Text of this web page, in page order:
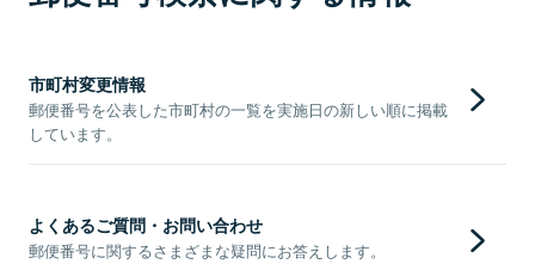
市町村変更情報
郵便番号を公表した市町村の一覧を実施日の新しい順に掲載
しています。
よくあるご質問・お問い合わせ
郵便番号に関するさまざまな疑問にお答えします。